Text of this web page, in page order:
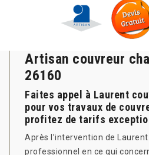
Artisan couvreur
26160
Faites appel à Laurent
pour vos travaux de
profitez de tarifs
Après l’intervention de
professionnel en ce qui